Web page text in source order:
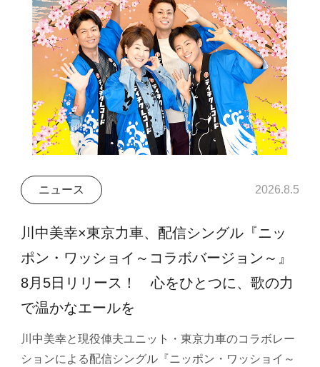
ニュース 2026.8.5
川中美幸×東京力車、配信シングル『ニッ
ポン・ワッショイ～コラボバージョン～』
8月5日リリース！ 心をひとつに、歌の力
で温かなエールを
川中美幸と現役俥夫ユニット・東京力車のコラボレー
ションによる配信シングル『ニッポン・ワッショイ～